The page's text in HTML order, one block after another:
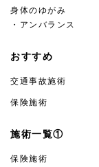
身体のゆがみ
・アンバランス
おすすめ
交通事故施術
保険施術
施術一覧①
保険施術